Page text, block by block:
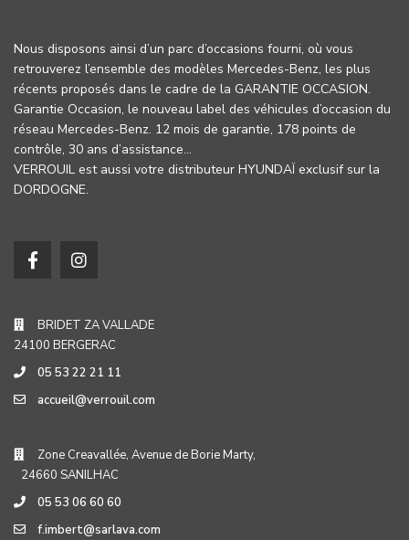
Nous disposons ainsi d’un parc d’occasions fourni, où vous
retrouverez l’ensemble des modèles Mercedes-Benz, les plus
récents proposés dans le cadre de la GARANTIE OCCASION.
Garantie Occasion, le nouveau label des véhicules d’occasion du
réseau Mercedes-Benz. 12 mois de garantie, 178 points de
contrôle, 30 ans d’assistance…
VERROUIL est aussi votre distributeur HYUNDAÏ exclusif sur la
DORDOGNE.
BRIDET ZA VALLADE
24100 BERGERAC
05 53 22 21 11
accueil@verrouil.com
Zone Creavallée, Avenue de Borie Marty,
24660 SANILHAC
05 53 06 60 60
f.imbert@sarlava.com